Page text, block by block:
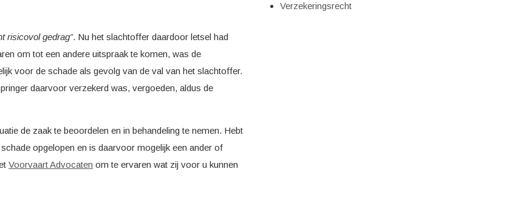
risicovol gedrag”. Nu het slachtoffer daardoor letsel had
om tot een andere uitspraak te komen, was de
voor de schade als gevolg van de val van het slachtoffer.
daarvoor verzekerd was, vergoeden, aldus de
de zaak te beoordelen en in behandeling te nemen. Hebt
opgelopen en is daarvoor mogelijk een ander of
Voorvaart Advocaten om te ervaren wat zij voor u kunnen
Verzekeringsrecht